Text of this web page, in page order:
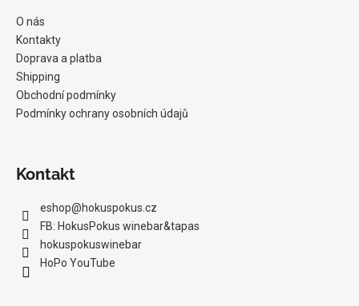
O nás
Kontakty
Doprava a platba
Shipping
Obchodní podmínky
Podmínky ochrany osobních údajů
Kontakt
eshop@hokuspokus.cz
FB: HokusPokus winebar&tapas
hokuspokuswinebar
HoPo YouTube